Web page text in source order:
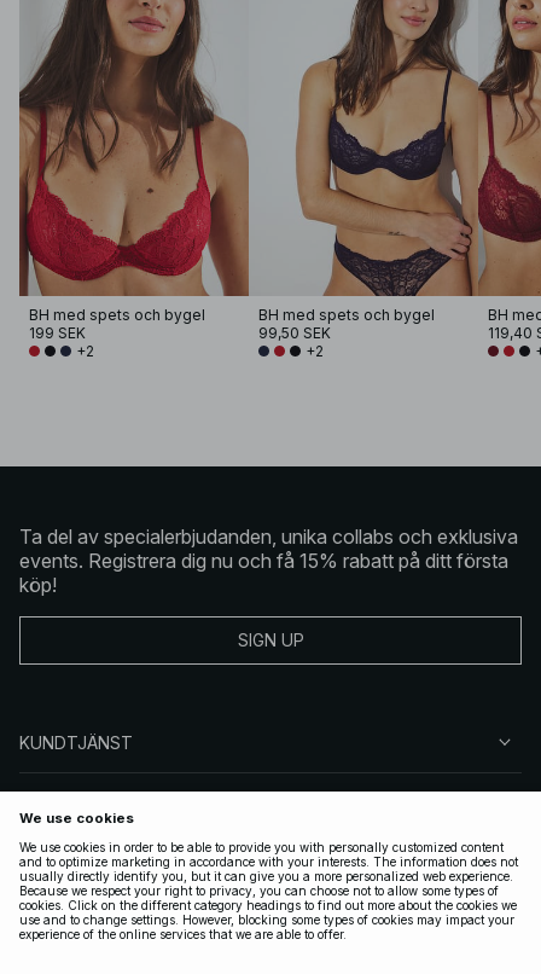
BH med spets och bygel
199 SEK
+2
BH med spets och bygel
99,50 SEK
+2
BH
119,40
Ta del av specialerbjudanden, unika collabs och exklusiva
events. Registrera dig nu och få 15% rabatt på ditt första
köp!
SIGN UP
KUNDTJÄNST
FÖLJ OSS
JURIDISKT